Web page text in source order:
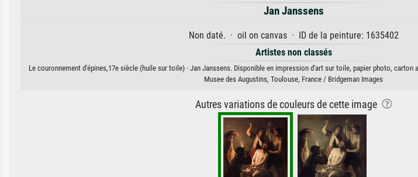
Jan Janssens
Non daté. · oil on canvas · ID de la peinture: 1635402
Artistes non classés
Le couronnement d'épines,17e siècle (huile sur toile) · Jan Janssens. Disponible en impression d'art sur toile, papier photo, carton
Musee des Augustins, Toulouse, France / Bridgeman Images
Autres variations de couleurs de cette image